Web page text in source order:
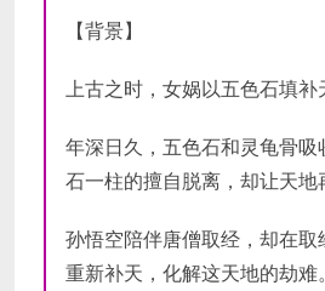
最低配置
推荐配置
【背景】
上古之时，女娲以五色石填补
年深日久，五色石和灵龟骨
石一柱的擅自脱离，却让天地
孙悟空陪伴唐僧取经，却在
重新补天，化解这天地的劫